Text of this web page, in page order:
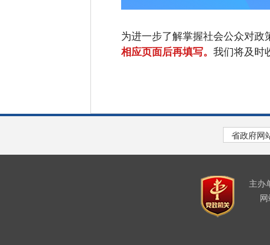
为进一步了解掌握社会公众对
相应页面后再填写。 我们将及时
主办